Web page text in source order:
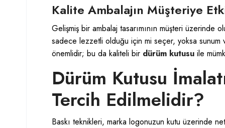
Kalite Ambalajın Müşteriye
Gelişmiş bir ambalaj tasarımının müşteri üzerinde
sadece lezzetli olduğu için mi seçer, yoksa
önemlidir; bu da kaliteli bir dürüm kutusu ile
Dürüm Kutusu
Tercih Edilmelidir?
Baskı teknikleri, marka logonuzun kutu üzerinde